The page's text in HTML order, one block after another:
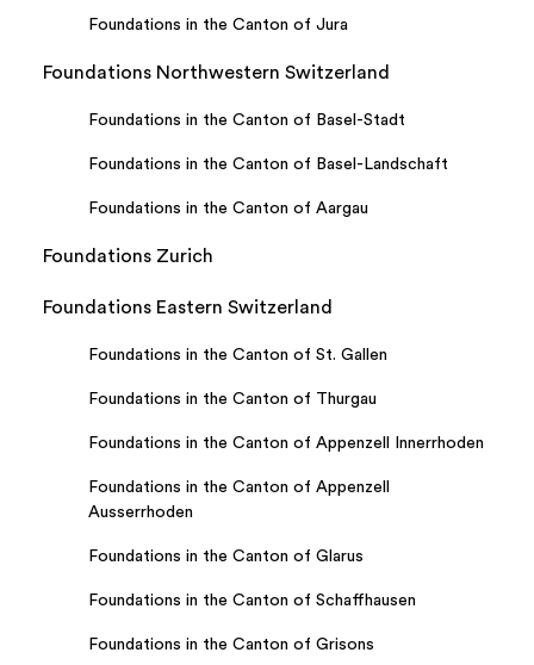
Foundations in the Canton of Jura
Foundations Northwestern Switzerland
Foundations in the Canton of Basel-Stadt
Foundations in the Canton of Basel-Landschaft
Foundations in the Canton of Aargau
Foundations Zurich
Foundations Eastern Switzerland
Foundations in the Canton of St. Gallen
Foundations in the Canton of Thurgau
Foundations in the Canton of Appenzell Innerrhoden
Foundations in the Canton of Appenzell
Ausserrhoden
Foundations in the Canton of Glarus
Foundations in the Canton of Schaffhausen
Foundations in the Canton of Grisons